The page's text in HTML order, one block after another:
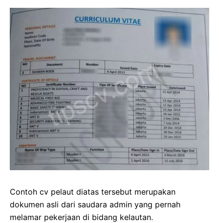
Contoh cv pelaut diatas tersebut merupakan
dokumen asli dari saudara admin yang pernah
melamar pekerjaan di bidang kelautan.